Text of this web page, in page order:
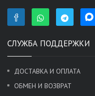
СЛУЖБА ПОДДЕРЖКИ
ДОСТАВКА И ОПЛАТА
ОБМЕН И ВОЗВРАТ